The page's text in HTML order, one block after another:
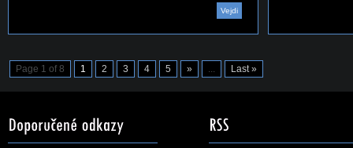
Vejdi
Page 1 of 8 1 2 3 4 5 » ... Last »